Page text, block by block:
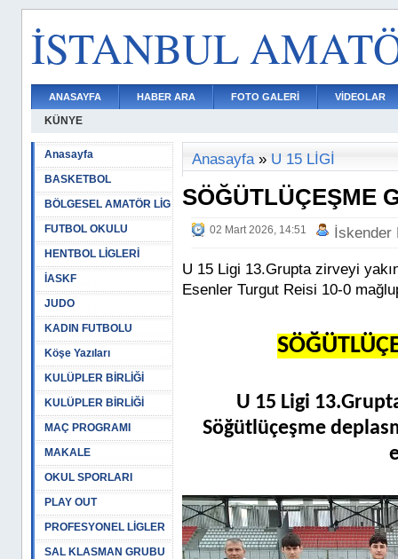
İSTANBUL
ANASAYFA HABER ARA FOTO GALERİ VİDEOLAR
KÜNYE
Anasayfa
BASKETBOL
BÖLGESEL AMATÖR LİG
FUTBOL OKULU
HENTBOL LİGLERİ
İASKF
JUDO
KADIN FUTBOLU
Köşe Yazıları
KULÜPLER BİRLİĞİ
KULÜPLER BİRLİĞİ
MAÇ PROGRAMI
MAKALE
OKUL SPORLARI
PLAY OUT
PROFESYONEL LİGLER
SAL KLASMAN GRUBU
Anasayfa» U 15 LİGİ
SÖĞÜTLÜÇEŞME
02 Mart 2026, 14:51 İskender
U 15 Ligi 13.Grupta zirveyi
Esenler Turgut Reisi 10-0
U 15 Ligi
Söğütlüçeşme